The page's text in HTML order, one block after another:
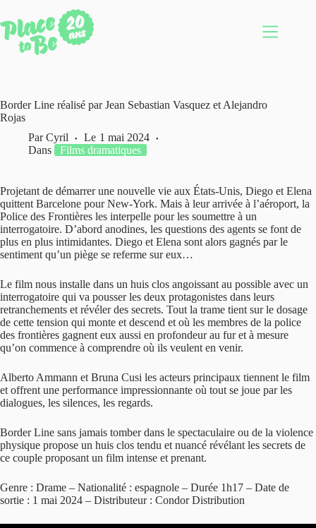
au
contenu
Border Line réalisé par Jean Sebastian Vasquez et Alejandro
Rojas
Par Cyril Le 1 mai 2024
Dans
Films dramatiques
Projetant de démarrer une nouvelle vie aux États-Unis, Diego et Elena
quittent Barcelone pour New-York. Mais à leur arrivée à l’aéroport, la
Police des Frontières les interpelle pour les soumettre à un
interrogatoire. D’abord anodines, les questions des agents se font de
plus en plus intimidantes. Diego et Elena sont alors gagnés par le
sentiment qu’un piège se referme sur eux…
Le film nous installe dans un huis clos angoissant au possible avec un
interrogatoire qui va pousser les deux protagonistes dans leurs
retranchements et révéler des secrets. Tout la trame tient sur le dosage
de cette tension qui monte et descend et où les membres de la police
des frontières gagnent eux aussi en profondeur au fur et à mesure
qu’on commence à comprendre où ils veulent en venir.
Alberto Ammann et Bruna Cusi les acteurs principaux tiennent le film
et offrent une performance impressionnante où tout se joue par les
dialogues, les silences, les regards.
Border Line sans jamais tomber dans le spectaculaire ou de la violence
physique propose un huis clos tendu et nuancé révélant les secrets de
ce couple proposant un film intense et prenant.
Genre : Drame – Nationalité : espagnole – Durée 1h17 – Date de
sortie : 1 mai 2024 – Distributeur : Condor Distribution